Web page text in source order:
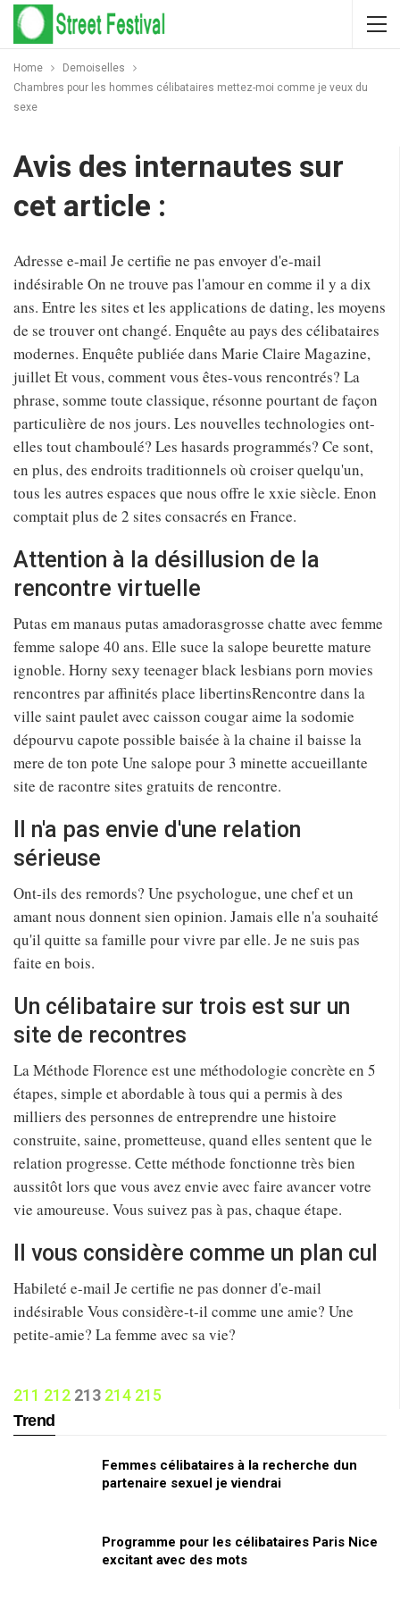
Home
Demoiselles
Chambres pour les hommes célibataires mettez-moi comme je veux du
sexe
Avis des internautes sur
cet article :
Adresse e-mail Je certifie ne pas envoyer d'e-mail
indésirable On ne trouve pas l'amour en comme il y a dix
ans. Entre les sites et les applications de dating, les moyens
de se trouver ont changé. Enquête au pays des célibataires
modernes. Enquête publiée dans Marie Claire Magazine,
juillet Et vous, comment vous êtes-vous rencontrés? La
phrase, somme toute classique, résonne pourtant de façon
particulière de nos jours. Les nouvelles technologies ont-
elles tout chamboulé? Les hasards programmés? Ce sont,
en plus, des endroits traditionnels où croiser quelqu'un,
tous les autres espaces que nous offre le xxie siècle. Enon
comptait plus de 2 sites consacrés en France.
Attention à la désillusion de la
rencontre virtuelle
Putas em manaus putas amadorasgrosse chatte avec femme
femme salope 40 ans. Elle suce la salope beurette mature
ignoble. Horny sexy teenager black lesbians porn movies
rencontres par affinités place libertinsRencontre dans la
ville saint paulet avec caisson cougar aime la sodomie
dépourvu capote possible baisée à la chaine il baisse la
mere de ton pote Une salope pour 3 minette accueillante
site de racontre sites gratuits de rencontre.
Il n'a pas envie d'une relation
sérieuse
Ont-ils des remords? Une psychologue, une chef et un
amant nous donnent sien opinion. Jamais elle n'a souhaité
qu'il quitte sa famille pour vivre par elle. Je ne suis pas
faite en bois.
Un célibataire sur trois est sur un
site de recontres
La Méthode Florence est une méthodologie concrète en 5
étapes, simple et abordable à tous qui a permis à des
milliers des personnes de entreprendre une histoire
construite, saine, prometteuse, quand elles sentent que le
relation progresse. Cette méthode fonctionne très bien
aussitôt lors que vous avez envie avec faire avancer votre
vie amoureuse. Vous suivez pas à pas, chaque étape.
Il vous considère comme un plan cul
Habileté e-mail Je certifie ne pas donner d'e-mail
indésirable Vous considère-t-il comme une amie? Une
petite-amie? La femme avec sa vie?
211 212 213 214 215
Trend
Femmes célibataires à la recherche dun
partenaire sexuel je viendrai
Programme pour les célibataires Paris Nice
excitant avec des mots